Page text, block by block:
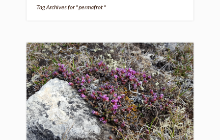
Tag Archives for " permafrot "